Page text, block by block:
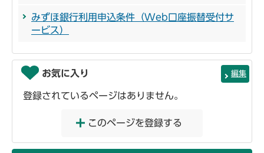
みずほ銀行利用申込条件（Web口座振替受付サ
ービス）
お気に入り 編集
登録されているページはありません。
このページを登録する